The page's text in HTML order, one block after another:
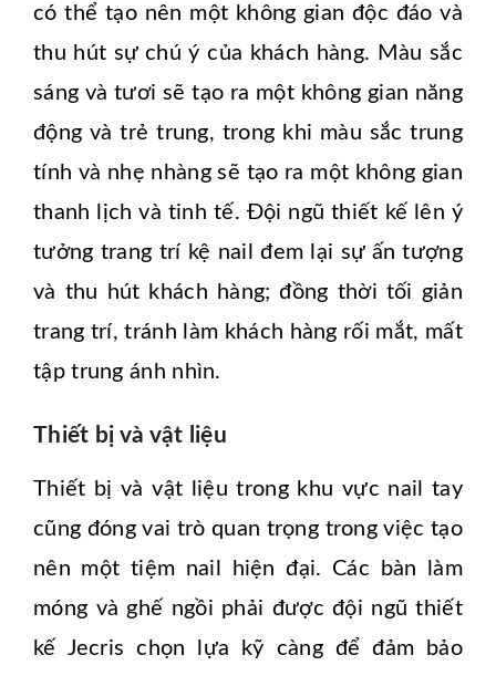
có thể tạo nên một không gian độc đáo và
thu hút sự chú ý của khách hàng. Màu sắc
sáng và tươi sẽ tạo ra một không gian năng
động và trẻ trung, trong khi màu sắc trung
tính và nhẹ nhàng sẽ tạo ra một không gian
thanh lịch và tinh tế. Đội ngũ thiết kế lên ý
tưởng trang trí kệ nail đem lại sự ấn tượng
và thu hút khách hàng; đồng thời tối giản
trang trí, tránh làm khách hàng rối mắt, mất
tập trung ánh nhìn.
Thiết bị và vật liệu
Thiết bị và vật liệu trong khu vực nail tay
cũng đóng vai trò quan trọng trong việc tạo
nên một tiệm nail hiện đại. Các bàn làm
móng và ghế ngồi phải được đội ngũ thiết
kế Jecris chọn lựa kỹ càng để đảm bảo